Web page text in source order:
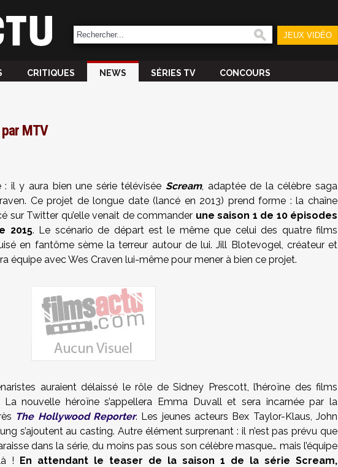
JEUX VIDÉO
CRITIQUES NEWS SÉRIES TV CONCOURS
MTV
: il y aura bien une série télévisée Scream, adaptée de la célèbre saga
Ce projet de longue date (lancé en 2013) prend forme : la chaîne
sur Twitter qu’elle venait de commander une saison 1 de 10 épisodes
2015. Le scénario de départ est le même que celui des quatre films
en fantôme sème la terreur autour de lui. Jill Blotevogel, créateur et
équipe avec Wes Craven lui-même pour mener à bien ce projet.
auraient délaissé le rôle de Sidney Prescott, l’héroïne des films
nouvelle héroïne s’appellera Emma Duvall et sera incarnée par la
The Hollywood Reporter. Les jeunes acteurs Bex Taylor-Klaus, John
s’ajoutent au casting. Autre élément surprenant : il n’est pas prévu que
dans la série, du moins pas sous son célèbre masque… mais l’équipe
! En attendant le teaser de la saison 1 de la série Scream,